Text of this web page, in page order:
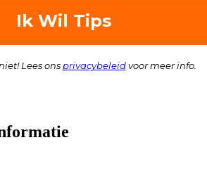
Lees ons privacybeleidvoor meer info.